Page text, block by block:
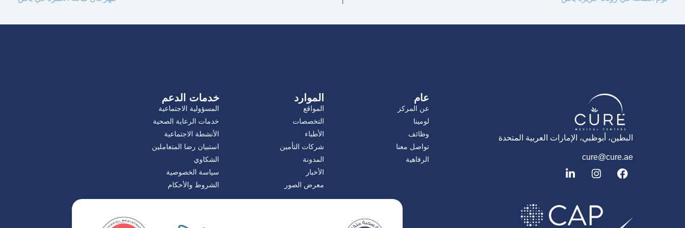
البطين، أبوظبي، الإمارات العربية المتحدة
cure@cure.ae
ف
ي
ا
ن
غ
ر
ل
ي
د
إ
عام
عن المركز
لومينا
وظائف
تواصل معنا
الرفاهية
الموارد
المواقع
التخصصات
الأطباء
شركات التأمين
المدونة
الأخبار
معرض الصور
خدمات الدعم
المسؤولية الاجتماعية
خدمات الرعاية الصحية
الأنشطة الاجتماعية
استبيان رضا المتعاملين
الشكاوي
سياسة الخصوصية
الشروط والأحكام